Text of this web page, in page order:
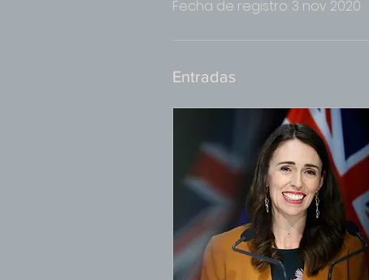
Fecha de registro: 3 nov 2020
Entradas